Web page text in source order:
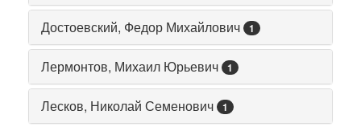
Достоевский, Федор Михайлович 1
Лермонтов, Михаил Юрьевич 1
Лесков, Николай Семенович 1